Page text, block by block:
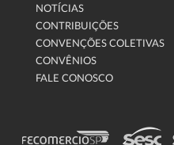
NOTÍCIAS
CONTRIBUIÇÕES
CONVENÇÕES COLETIVAS
CONVÊNIOS
FALE CONOSCO